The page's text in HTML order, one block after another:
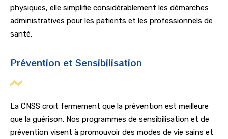
physiques, elle simplifie considérablement les démarches
administratives pour les patients et les professionnels de
santé.
Prévention et Sensibilisation
La CNSS croit fermement que la prévention est meilleure
que la guérison. Nos programmes de sensibilisation et de
prévention visent à promouvoir des modes de vie sains et